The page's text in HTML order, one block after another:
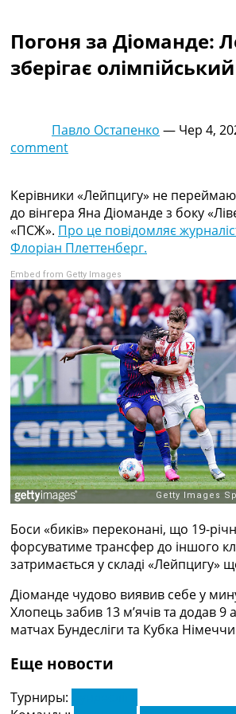
Чемпіонат Світу
Україна. Прем’єр-Ліга
Іспанія. Ла Ліга
Чемпіонат Світу. Турнирні
Таблиця УПЛ
Перша Ліга
Таблиця АПЛ
Таблиця Ла Ліги
Таблиця Ліги Чемпіонів
Всі таблиці >>>
Рейтинги
Рейтинг країн УЄФА
Рейтинг клубів УЄФА
Рейтинг ФІФА
Телепрограма
RU
UA
Categories
Головна
Відео
Новини футболу України
Футбольні трансфери
Останні коментарі
Конкурс прогнозів
Логін
Рейтінги
Правила
Колективний прогноз
Турніри
Чемпіонат Світу
Погоня за Діоманде:
зберігає
Павло Остапенко — Чер 4,
comment
Керівники «Лейпцигу» не
до вінгера Яна Діоманде з боку
«ПСЖ». Про це повідомляє
Флоріан Плеттенберг.
Embed from Getty Images
Боси «биків» переконані, що 19-
форсуватиме трансфер до іншого
затримається у складі «Лейпцигу»
Діоманде чудово виявив себе у
Хлопець забив 13 м’ячів та додав 9
матчах Бундесліги та Кубка
Еще новости
Турниры: